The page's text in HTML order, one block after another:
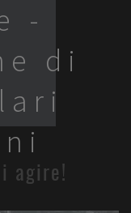
-
di
agire!